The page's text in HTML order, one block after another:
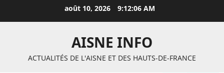
août 10, 2026 9:12:07 AM
AISNE INFO
ACTUALITÉS DE L'AISNE ET DES HAUTS-DE-FRANCE